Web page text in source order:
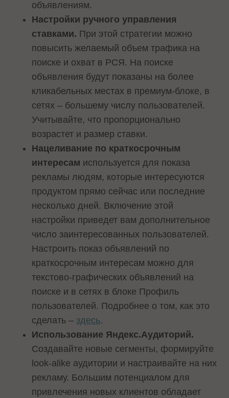
объявлениям.
Настройки ручного управления
ставками. При этой стратегии можно
повысить желаемый объем трафика на
поиске и охват в РСЯ. На поиске
объявления будут показаны на более
кликабельных местах в премиум-блоке, в
сетях – большему числу пользователей.
Учитывайте, что пропорционально
возрастет и размер ставки.
Нацеливание по краткосрочным
интересам используется для показа
рекламы людям, которые интересуются
продуктом прямо сейчас или последние
несколько дней. Включение этой
настройки приведет вам дополнительное
число заинтересованных пользователей.
Настроить показ объявлений по
краткосрочным интересам можно для
текстово-графических объявлений на
поиске и в сетях в блоке Профиль
пользователей. Подробнее о том, как это
сделать – здесь.
Использование Яндекс.Аудиторий.
Создавайте новые сегменты, формируйте
look-alike аудитории и настраивайте на них
рекламу. Большим потенциалом для
привлечения новых клиентов обладает